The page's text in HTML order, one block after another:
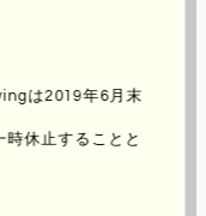
は2019年6月末
時休止することと